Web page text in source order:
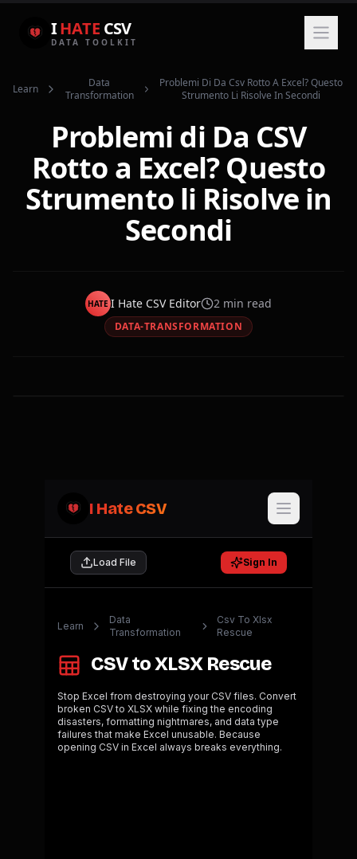
IHATE CSV
DATA TOOLKIT
Learn
Data
Transformation
Problemi Di Da Csv Rotto A Excel? Questo
Strumento Li Risolve In Secondi
Problemi di Da CSV
Rotto a Excel? Questo
Strumento li Risolve in
Secondi
HATE I Hate CSV Editor 2 min read
DATA-TRANSFORMATION